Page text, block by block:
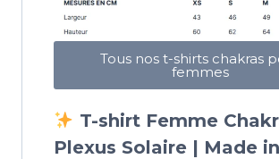
Tous nos t-shirts chakras
femmes
T-shirt Femme
Plexus Solaire | Made in